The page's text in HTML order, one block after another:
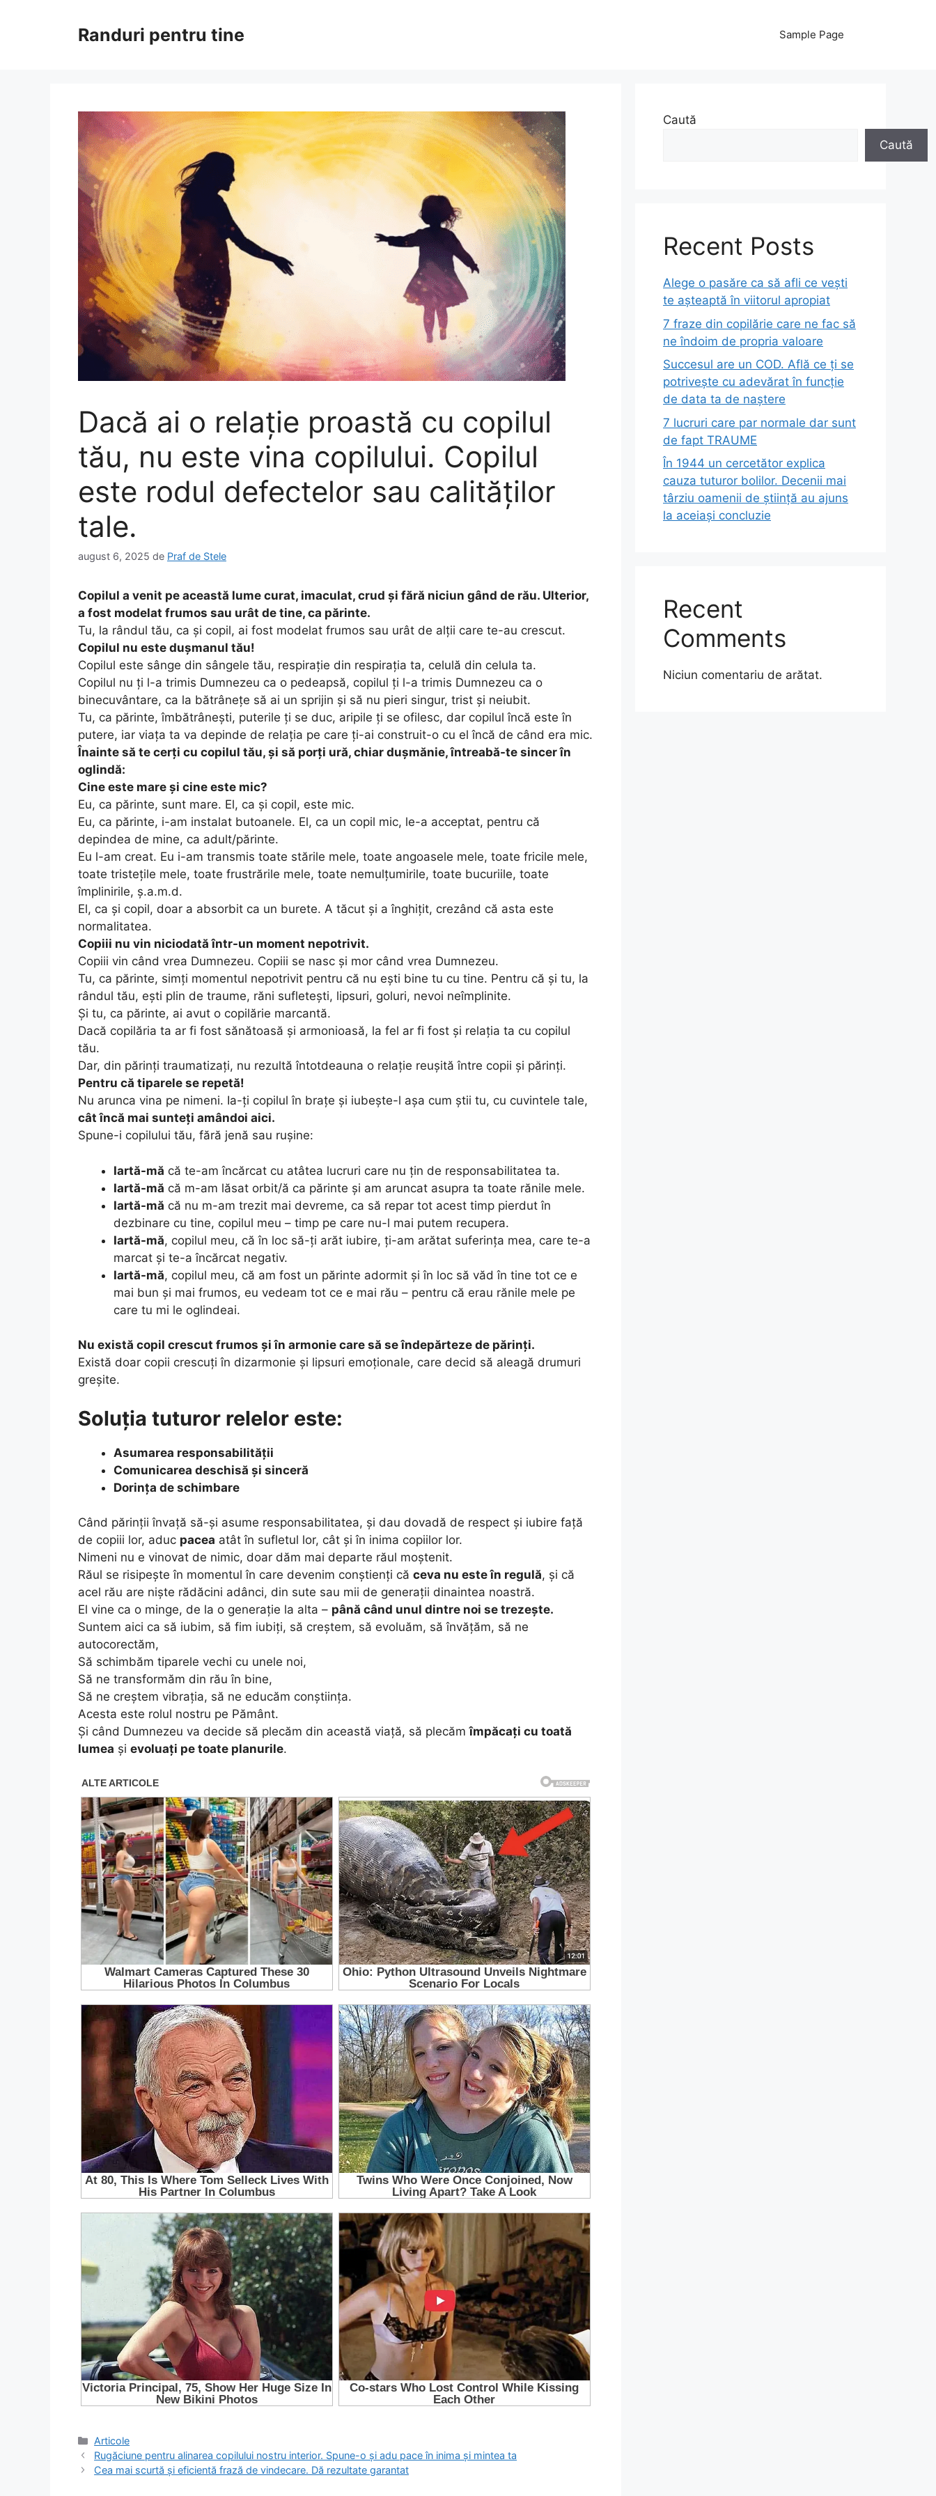
Randuri pentru tine Sample Page
Dacă ai o relație proastă cu copilul
tău, nu este vina copilului. Copilul
este rodul defectelor sau calităților
tale.
august 6, 2025 de Praf de Stele
Copilul a venit pe această lume curat, imaculat, crud și fără niciun gând de rău. Ulterior,
a fost modelat frumos sau urât de tine, ca părinte.
Tu, la rândul tău, ca și copil, ai fost modelat frumos sau urât de alții care te-au crescut.
Copilul nu este dușmanul tău!
Copilul este sânge din sângele tău, respirație din respirația ta, celulă din celula ta.
Copilul nu ți l-a trimis Dumnezeu ca o pedeapsă, copilul ți l-a trimis Dumnezeu ca o
binecuvântare, ca la bătrânețe să ai un sprijin și să nu pieri singur, trist și neiubit.
Tu, ca părinte, îmbătrânești, puterile ți se duc, aripile ți se ofilesc, dar copilul încă este în
putere, iar viața ta va depinde de relația pe care ți-ai construit-o cu el încă de când era mic.
Înainte să te cerți cu copilul tău, și să porți ură, chiar dușmănie, întreabă-te sincer în
oglindă:
Cine este mare și cine este mic?
Eu, ca părinte, sunt mare. El, ca și copil, este mic.
Eu, ca părinte, i-am instalat butoanele. El, ca un copil mic, le-a acceptat, pentru că
depindea de mine, ca adult/părinte.
Eu l-am creat. Eu i-am transmis toate stările mele, toate angoasele mele, toate fricile mele,
toate tristețile mele, toate frustrările mele, toate nemulțumirile, toate bucuriile, toate
împlinirile, ș.a.m.d.
El, ca și copil, doar a absorbit ca un burete. A tăcut și a înghițit, crezând că asta este
normalitatea.
Copiii nu vin niciodată într-un moment nepotrivit.
Copiii vin când vrea Dumnezeu. Copiii se nasc și mor când vrea Dumnezeu.
Tu, ca părinte, simți momentul nepotrivit pentru că nu ești bine tu cu tine. Pentru că și tu, la
rândul tău, ești plin de traume, răni sufletești, lipsuri, goluri, nevoi neîmplinite.
Și tu, ca părinte, ai avut o copilărie marcantă.
Dacă copilăria ta ar fi fost sănătoasă și armonioasă, la fel ar fi fost și relația ta cu copilul
tău.
Dar, din părinți traumatizați, nu rezultă întotdeauna o relație reușită între copii și părinți.
Pentru că tiparele se repetă!
Nu arunca vina pe nimeni. Ia-ți copilul în brațe și iubește-l așa cum știi tu, cu cuvintele tale,
cât încă mai sunteți amândoi aici.
Spune-i copilului tău, fără jenă sau rușine:
Iartă-mă că te-am încărcat cu atâtea lucruri care nu țin de responsabilitatea ta.
Iartă-mă că m-am lăsat orbit/ă ca părinte și am aruncat asupra ta toate rănile mele.
Iartă-mă că nu m-am trezit mai devreme, ca să repar tot acest timp pierdut în
dezbinare cu tine, copilul meu – timp pe care nu-l mai putem recupera.
Iartă-mă, copilul meu, că în loc să-ți arăt iubire, ți-am arătat suferința mea, care te-a
marcat și te-a încărcat negativ.
Iartă-mă, copilul meu, că am fost un părinte adormit și în loc să văd în tine tot ce e
mai bun și mai frumos, eu vedeam tot ce e mai rău – pentru că erau rănile mele pe
care tu mi le oglindeai.
Nu există copil crescut frumos și în armonie care să se îndepărteze de părinți.
Există doar copii crescuți în dizarmonie și lipsuri emoționale, care decid să aleagă drumuri
greșite.
Soluția tuturor relelor este:
Asumarea responsabilității
Comunicarea deschisă și sinceră
Dorința de schimbare
Când părinții învață să-și asume responsabilitatea, și dau dovadă de respect și iubire față
de copiii lor, aduc pacea atât în sufletul lor, cât și în inima copiilor lor.
Nimeni nu e vinovat de nimic, doar dăm mai departe răul moștenit.
Răul se risipește în momentul în care devenim conștienți că ceva nu este în regulă, și că
acel rău are niște rădăcini adânci, din sute sau mii de generații dinaintea noastră.
El vine ca o minge, de la o generație la alta – până când unul dintre noi se trezește.
Suntem aici ca să iubim, să fim iubiți, să creștem, să evoluăm, să învățăm, să ne
autocorectăm,
Să schimbăm tiparele vechi cu unele noi,
Să ne transformăm din rău în bine,
Să ne creștem vibrația, să ne educăm conștiința.
Acesta este rolul nostru pe Pământ.
Și când Dumnezeu va decide să plecăm din această viață, să plecămîmpăcați cu toată
lumea și evoluați pe toate planurile.
Categorii
Articole
Rugăciune pentru alinarea copilului nostru interior. Spune-o și adu pace în inima și mintea ta
Cea mai scurtă și eficientă frază de vindecare. Dă rezultate garantat
Caută
Caută
Recent Posts
Alege o pasăre ca să afli ce vești
te așteaptă în viitorul apropiat
7 fraze din copilărie care ne fac să
ne îndoim de propria valoare
Succesul are un COD. Află ce ți se
potrivește cu adevărat în funcție
de data ta de naștere
7 lucruri care par normale dar sunt
de fapt TRAUME
În 1944 un cercetător explica
cauza tuturor bolilor. Decenii mai
târziu oamenii de știință au ajuns
la aceiași concluzie
Recent
Comments
Niciun comentariu de arătat.